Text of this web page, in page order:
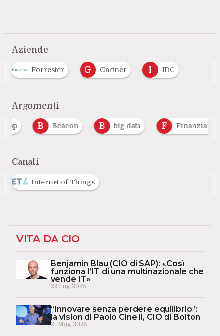
Aziende
Forrester G Gartner I IDC
Argomenti
B Beacon B big data F Finanziamenti
Canali
Internet of Things
VITA DA CIO
Benjamin Blau (CIO di SAP): «Così
funziona l’IT di una multinazionale che
vende IT»
22 Lug 2026
“Innovare senza perdere equilibrio”:
la vision di Paolo Cinelli, CIO di Bolton
21 Mag 2026